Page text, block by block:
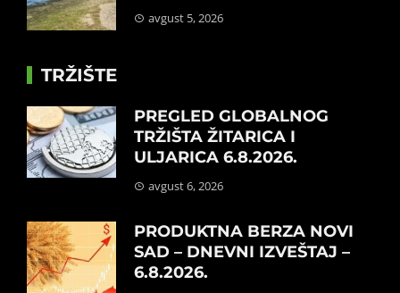
avgust 5, 2026
TRŽIŠTE
PREGLED GLOBALNOG
TRŽIŠTA ŽITARICA I
ULJARICA 6.8.2026.
avgust 6, 2026
PRODUKTNA BERZA NOVI
SAD – DNEVNI IZVEŠTAJ –
6.8.2026.